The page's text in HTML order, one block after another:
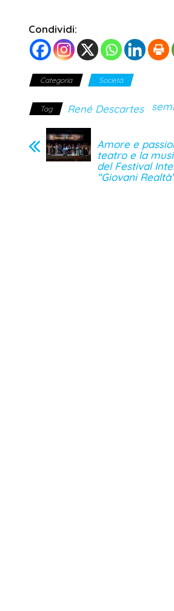
Condividi:
Categoria Società
Tag René Descartes
Amore e
teatro e la
del Festival
“Giovani